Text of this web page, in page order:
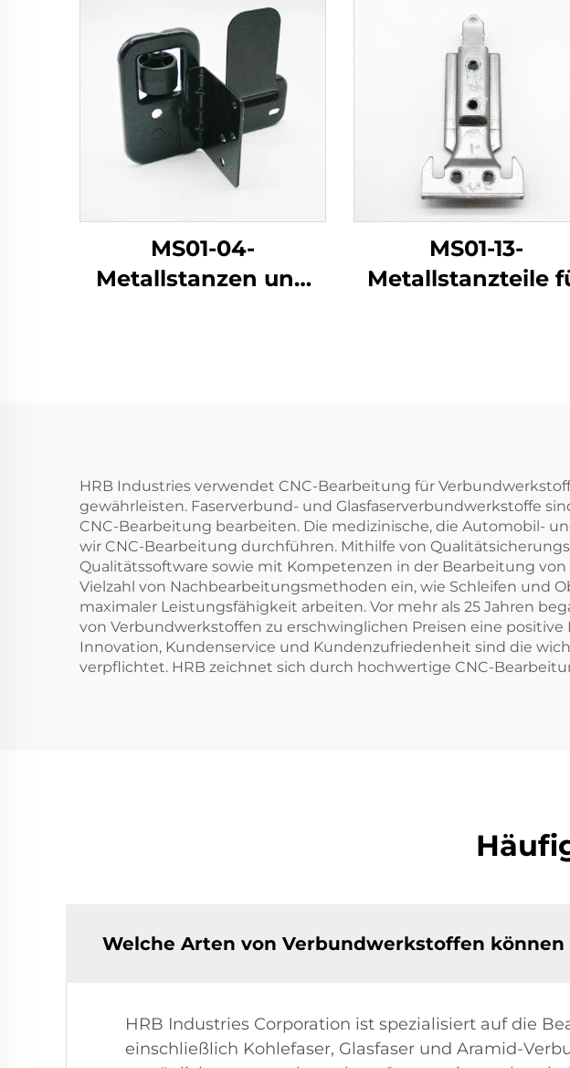
MS01-04-
Metallstanzen und
MS01-13-
Metallstanzteile
HRB Industries verwendet CNC-Bearbeitung für
gewährleisten. Faserverbund- und Glasfaserverbundwerkstoffe
CNC-Bearbeitung bearbeiten. Die medizinische, die Automobil-
wir CNC-Bearbeitung durchführen. Mithilfe von
Qualitätssoftware sowie mit Kompetenzen in der Bearbeitung
Vielzahl von Nachbearbeitungsmethoden ein, wie Schleifen und
maximaler Leistungsfähigkeit arbeiten. Vor mehr als 25 Jahren
von Verbundwerkstoffen zu erschwinglichen Preisen eine
Innovation, Kundenservice und Kundenzufriedenheit sind die
verpflichtet. HRB zeichnet sich durch hochwertige CNC-
Welche Arten von Verbundwerkstoffen können
HRB Industries Corporation ist spezialisiert auf die
einschließlich Kohlefaser, Glasfaser und Aramid-